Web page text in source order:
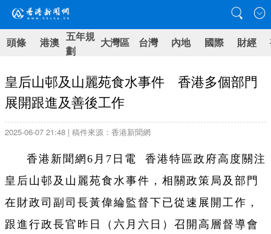
頭條 港澳 五年規
劃
大灣區 台灣 內地 國際 財經
皇后山邨及山麗苑食水事件 香港多個部門
展開跟進及善後工作
2025-06-07 21:48 | 稿件來源：香港新聞網
香港新聞網6月7日電 香港特區政府高度關注
皇后山邨及山麗苑食水事件，相關政策局及部門
在財政司副司長黃偉綸監督下已從速展開工作，
跟進行政長官昨日（六月六日）召開高層督導會